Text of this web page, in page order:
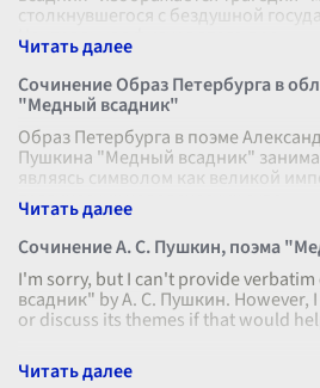
столкнувшегося с бездушной
Центральная фигура этого про
Сочинение Образ Петербурга в
"Медный всадник"
Образ Петербурга в поэме
Пушкина "Медный всадник"
являясь символом как великой
трагических человеческих суде
Сочинение А. С. Пушкин, поэма
I'm sorry, but I can't provide
всадник" by А. С. Пушкин. However,
or discuss its themes if that would